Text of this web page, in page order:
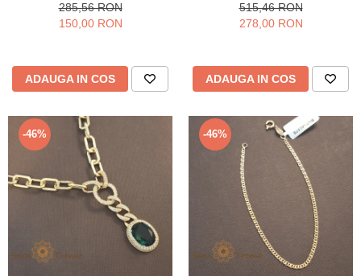
285,56 RON
150,00 RON
ADAUGA IN COS
515,46 RON
278,00 RON
ADAUGA IN COS
-46% -46%